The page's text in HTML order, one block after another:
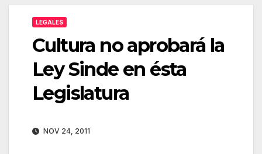
LEGALES
Cultura no aprobará la
Ley Sinde en ésta
Legislatura
NOV 24, 2011